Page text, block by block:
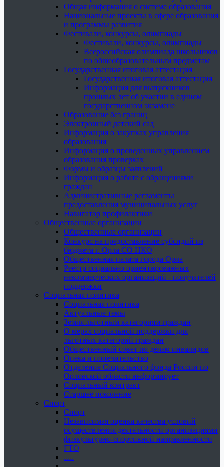
Общая информация о системе образования
Национальные проекты в сфере образования
и программы развития
Фестивали, конкурсы, олимпиады
Фестивали, конкурсы, олимпиады
Всероссийская олимпиада школьников
по общеобразовательным предметам
Государственная итоговая аттестация
Государственная итоговая аттестация
Информация для выпускников
прошлых лет об участии в едином
государственном экзамене
Образование без границ
Электронный детский сад
Информация о закупках управления
образования
Информация о проведенных управлением
образования проверках
Формы и образцы заявлений
Информация о работе с обращениями
граждан
Административные регламенты
предоставления муниципальных услуг
Навигатор профилактики
Общественные организации
Общественные организации
Конкурс на предоставление субсидий из
бюджета г. Орла СО НКО
Общественная палата города Орла
Реестр социально ориентированных
некоммерческих организаций - получателей
поддержки
Социальная политика
Социальная политика
Актуальные темы
Земля льготным категориям граждан
О мерах социальной поддержки для
льготных категорий граждан
Общественный совет по делам инвалидов
Опека и попечительство
Отделение Социального фонда России по
Орловской области информирует
Социальный контракт
Старшее поколение
Спорт
Спорт
Независимая оценка качества условий
осуществления деятельности организациями
физкультурно-спортивной направленности
ГТО
.....